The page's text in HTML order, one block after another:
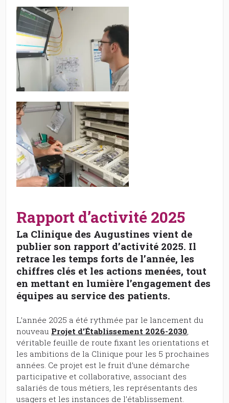
Rapport d’activité 2025
La Clinique des Augustines vient de
publier son rapport d’activité 2025. Il
retrace les temps forts de l’année, les
chiffres clés et les actions menées, tout
en mettant en lumière l’engagement des
équipes au service des patients.
L’année 2025 a été rythmée par le lancement du
nouveau Projet d’Établissement 2026-2030
véritable feuille de route fixant les orientations et
les ambitions de la Clinique pour les 5 prochaines
années. Ce projet est le fruit d’une démarche
participative et collaborative, associant des
salariés de tous métiers, les représentants des
usagers et les instances de l’établissement.